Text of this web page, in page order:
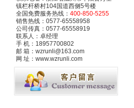
镇栏杆桥村104国道西侧5号楼
全国免费服务热线： 400-850-5255
销售热线：0577-65558958
公司传真：0577-65558919
联系人：卓经理
手 机：18957700802
邮 箱：wzrunli@163.com
网 址：www.wzrunli.com